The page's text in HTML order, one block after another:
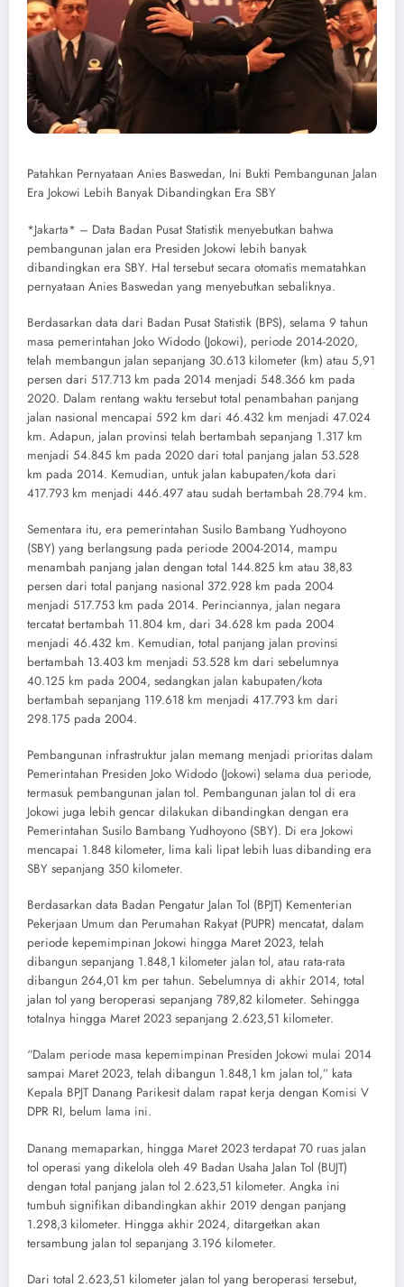
Patahkan Pernyataan Anies Baswedan, Ini Bukti Pembangunan Jalan
Era Jokowi Lebih Banyak Dibandingkan Era SBY
*Jakarta* – Data Badan Pusat Statistik menyebutkan bahwa
pembangunan jalan era Presiden Jokowi lebih banyak
dibandingkan era SBY. Hal tersebut secara otomatis mematahkan
pernyataan Anies Baswedan yang menyebutkan sebaliknya.
Berdasarkan data dari Badan Pusat Statistik (BPS), selama 9 tahun
masa pemerintahan Joko Widodo (Jokowi), periode 2014-2020,
telah membangun jalan sepanjang 30.613 kilometer (km) atau 5,91
persen dari 517.713 km pada 2014 menjadi 548.366 km pada
2020. Dalam rentang waktu tersebut total penambahan panjang
jalan nasional mencapai 592 km dari 46.432 km menjadi 47.024
km. Adapun, jalan provinsi telah bertambah sepanjang 1.317 km
menjadi 54.845 km pada 2020 dari total panjang jalan 53.528
km pada 2014. Kemudian, untuk jalan kabupaten/kota dari
417.793 km menjadi 446.497 atau sudah bertambah 28.794 km.
Sementara itu, era pemerintahan Susilo Bambang Yudhoyono
(SBY) yang berlangsung pada periode 2004-2014, mampu
menambah panjang jalan dengan total 144.825 km atau 38,83
persen dari total panjang nasional 372.928 km pada 2004
menjadi 517.753 km pada 2014. Perinciannya, jalan negara
tercatat bertambah 11.804 km, dari 34.628 km pada 2004
menjadi 46.432 km. Kemudian, total panjang jalan provinsi
bertambah 13.403 km menjadi 53.528 km dari sebelumnya
40.125 km pada 2004, sedangkan jalan kabupaten/kota
bertambah sepanjang 119.618 km menjadi 417.793 km dari
298.175 pada 2004.
Pembangunan infrastruktur jalan memang menjadi prioritas dalam
Pemerintahan Presiden Joko Widodo (Jokowi) selama dua periode,
termasuk pembangunan jalan tol. Pembangunan jalan tol di era
Jokowi juga lebih gencar dilakukan dibandingkan dengan era
Pemerintahan Susilo Bambang Yudhoyono (SBY). Di era Jokowi
mencapai 1.848 kilometer, lima kali lipat lebih luas dibanding era
SBY sepanjang 350 kilometer.
Berdasarkan data Badan Pengatur Jalan Tol (BPJT) Kementerian
Pekerjaan Umum dan Perumahan Rakyat (PUPR) mencatat, dalam
periode kepemimpinan Jokowi hingga Maret 2023, telah
dibangun sepanjang 1.848,1 kilometer jalan tol, atau rata-rata
dibangun 264,01 km per tahun. Sebelumnya di akhir 2014, total
jalan tol yang beroperasi sepanjang 789,82 kilometer. Sehingga
totalnya hingga Maret 2023 sepanjang 2.623,51 kilometer.
“Dalam periode masa kepemimpinan Presiden Jokowi mulai 2014
sampai Maret 2023, telah dibangun 1.848,1 km jalan tol,” kata
Kepala BPJT Danang Parikesit dalam rapat kerja dengan Komisi V
DPR RI, belum lama ini.
Danang memaparkan, hingga Maret 2023 terdapat 70 ruas jalan
tol operasi yang dikelola oleh 49 Badan Usaha Jalan Tol (BUJT)
dengan total panjang jalan tol 2.623,51 kilometer. Angka ini
tumbuh signifikan dibandingkan akhir 2019 dengan panjang
1.298,3 kilometer. Hingga akhir 2024, ditargetkan akan
tersambung jalan tol sepanjang 3.196 kilometer.
Dari total 2.623,51 kilometer jalan tol yang beroperasi tersebut,